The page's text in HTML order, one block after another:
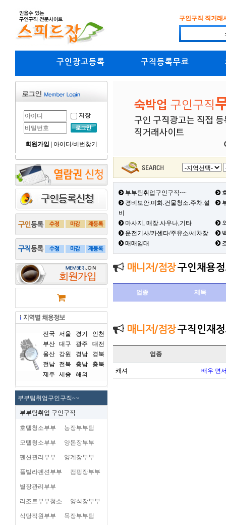
구인구직 직거래
구인광고등록 구직등록무료
저장
회원가입 아이디/비번찾기
전국 서울 경기
인천
부산 대구 광주
대전
울산
강원 경남
경북
전남
전북 충남
충북
제주
세종 해외
부부팀취업구인구직~~
부부팀취업 구인구직
호텔청소부부 농장부부팀
모텔청소부부 양돈장부부
펜션관리부부 양계장부부
플빌라펜션부부 캠핑장부부
별장관리부부
리조트부부청소 양식장부부
식당직원부부 목장부부팀
부부팀취업구인구직~~
경비보안.미화.건물청소.주차.설
비
마사지, 매장.사우나,기타
운전기사/카센타/주유소/세차장
매매임대
매니저/점장구인채용
업종 제목
매니저/점장구직인재
업종
캐셔 배우 면